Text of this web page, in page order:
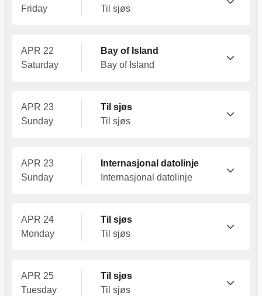
Friday
Til sjøs
APR 22
Saturday
Bay of Island
Bay of Island
APR 23
Sunday
Til sjøs
Til sjøs
APR 23
Sunday
Internasjonal datolinje
Internasjonal datolinje
APR 24
Monday
Til sjøs
Til sjøs
APR 25
Tuesday
Til sjøs
Til sjøs